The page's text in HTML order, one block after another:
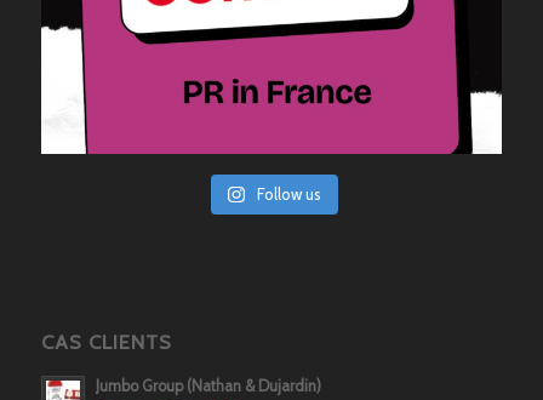
Follow us
CAS CLIENTS
Jumbo Group (Nathan & Dujardin)